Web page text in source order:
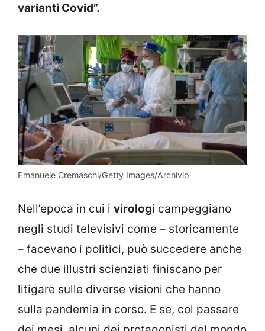
varianti Covid”.
Emanuele Cremaschi/Getty Images/Archivio
Nell’epoca in cui i virologi campeggiano
negli studi televisivi come – storicamente
– facevano i politici, può succedere anche
che due illustri scienziati finiscano per
litigare sulle diverse visioni che hanno
sulla pandemia in corso. E se, col passare